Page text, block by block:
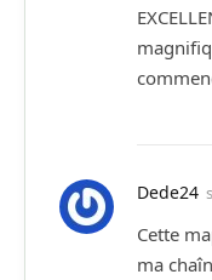
Dede24
Cette
ma